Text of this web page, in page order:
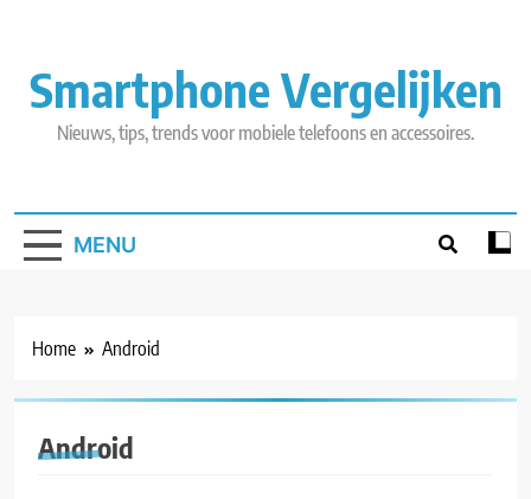
contentSmartphone Vergelijken
Nieuws, tips, trends voor mobiele telefoons en accessoires.
MENU
Home Android
Android